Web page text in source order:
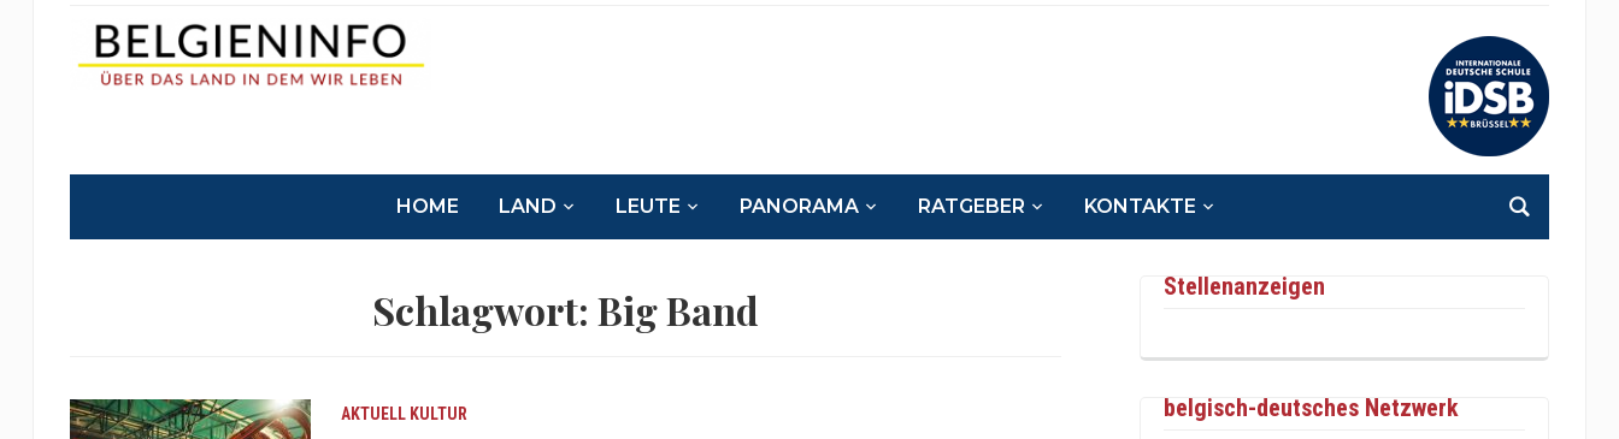
HOME LAND LEUTE PANORAMA RATGEBER KONTAKTE
Schlagwort: Big Band
AKTUELL KULTUR
Stellenanzeigen
belgisch-deutsches Netzwerk